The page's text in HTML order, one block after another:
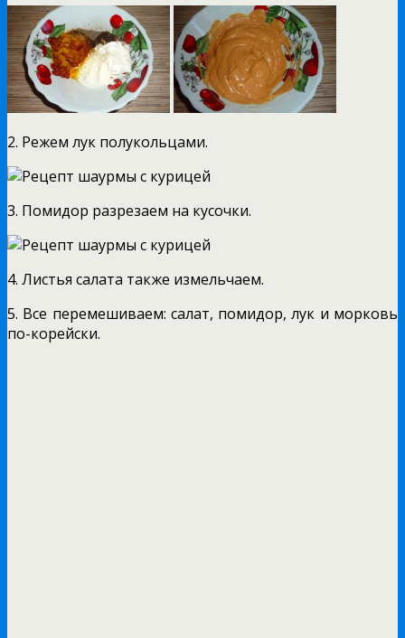
2. Режем лук полукольцами.
3. Помидор разрезаем на кусочки.
4. Листья салата также измельчаем.
5. Все перемешиваем: салат, помидор, лук и морковь
по-корейски.